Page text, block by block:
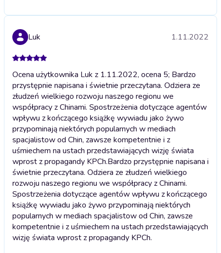
Luk 1.11.2022
Ocena użytkownika Luk z 1.11.2022, ocena 5; Bardzo
przystępnie napisana i świetnie przeczytana. Odziera ze
złudzeń wielkiego rozwoju naszego regionu we
współpracy z Chinami. Spostrzeżenia dotyczące agentów
wpływu z kończącego książkę wywiadu jako żywo
przypominają niektórych popularnych w mediach
spacjalistow od Chin, zawsze kompetentnie i z
uśmiechem na ustach przedstawiających wizję świata
wprost z propagandy KPCh.Bardzo przystępnie napisana i
świetnie przeczytana. Odziera ze złudzeń wielkiego
rozwoju naszego regionu we współpracy z Chinami.
Spostrzeżenia dotyczące agentów wpływu z kończącego
książkę wywiadu jako żywo przypominają niektórych
popularnych w mediach spacjalistow od Chin, zawsze
kompetentnie i z uśmiechem na ustach przedstawiających
wizję świata wprost z propagandy KPCh.